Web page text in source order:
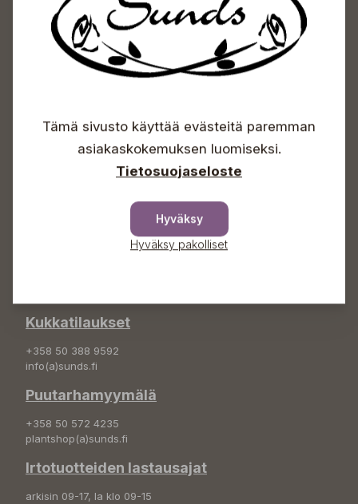
Sundin Puutarhakeskus
Sunnuntaisin Itsepalvelu
Info & vaihde
Kukkatilaukset
+358 50 388 9592
info(a)sunds.fi
Puutarhamyymälä
+358 50 572 4235
plantshop(a)sunds.fi
Irtotuotteiden lastausajat
arkisin 09-17, la klo 09-15
Tämä sivusto käyttää evästeitä paremman
asiakaskokemuksen luomiseksi.
Tietosuojaseloste
Hyväksy
Hyväksy pakolliset